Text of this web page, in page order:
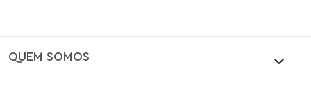
QUEM SOMOS